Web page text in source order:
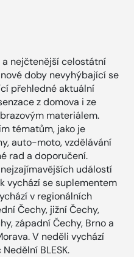
a nejčtenější celostátní
doby nevyhýbající se
přehledné aktuální
z domova i ze
materiálem.
tématům, jako je
auto-moto, vzdělávání
rad a doporučení.
událostí
vychází se suplementem
v regionálních
Čechy, jižní Čechy,
západní Čechy, Brno a
V neděli vychází
BLESK.